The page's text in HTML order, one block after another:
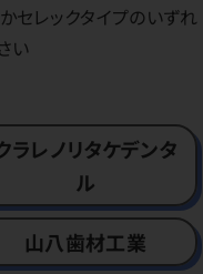
セレックタイプのいずれ
い
ラレノリタケデンタ
ル
山八歯材工業